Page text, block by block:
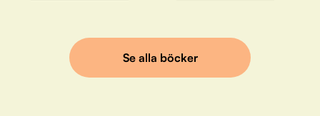
Se alla böcker